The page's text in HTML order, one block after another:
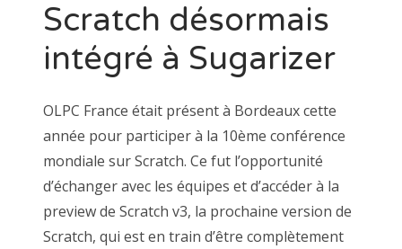
Scratch désormais
intégré à Sugarizer
OLPC France était présent à Bordeaux cette
année pour participer à la 10ème conférence
mondiale sur Scratch. Ce fut l’opportunité
d’échanger avec les équipes et d’accéder à la
preview de Scratch v3, la prochaine version de
Scratch, qui est en train d’être complètement